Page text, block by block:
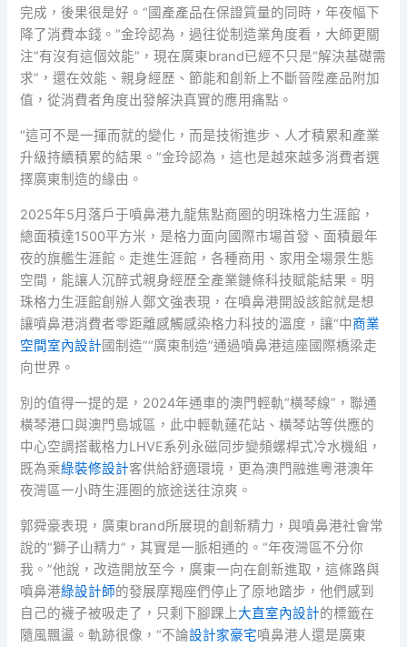
完成，後果很是好。“國產產品在保證質量的同時，年夜幅下
降了消費本錢。”金玲認為，過往從制造業角度看，大師更關
注“有沒有這個效能”，現在廣東brand已經不只是“解決基礎需
求”，還在效能、親身經歷、節能和創新上不斷晉陞產品附加
值，從消費者角度出發解決真實的應用痛點。
“這可不是一揮而就的變化，而是技術進步、人才積累和產業
升級持續積累的結果。”金玲認為，這也是越來越多消費者選
擇廣東制造的緣由。
2025年5月落戶于噴鼻港九龍焦點商圈的明珠格力生涯館，
總面積達1500平方米，是格力面向國際市場首發、面積最年
夜的旗艦生涯館。走進生涯館，各種商用、家用全場景生態
空間，能讓人沉醉式親身經歷全產業鏈條科技賦能結果。明
珠格力生涯館創辦人鄭文強表現，在噴鼻港開設該館就是想
讓噴鼻港消費者零距離感觸感染格力科技的溫度，讓“中商業
空間室內設計國制造”“廣東制造”通過噴鼻港這座國際橋梁走
向世界。
別的值得一提的是，2024年通車的澳門輕軌“橫琴線”，聯通
橫琴港口與澳門島城區，此中輕軌蓮花站、橫琴站等供應的
中心空調搭載格力LHVE系列永磁同步變頻螺桿式冷水機組，
既為乘綠裝修設計客供給舒適環境，更為澳門融進粵港澳年
夜灣區一小時生涯圈的旅途送往涼爽。
郭舜豪表現，廣東brand所展現的創新精力，與噴鼻港社會常
說的“獅子山精力”，其實是一脈相通的。“年夜灣區不分你
我。”他說，改造開放至今，廣東一向在創新進取，這條路與
噴鼻港綠設計師的發展摩羯座們停止了原地踏步，他們感到
自己的襪子被吸走了，只剩下腳踝上大直室內設計的標籤在
隨風飄盪。軌跡很像，“不論設計家豪宅噴鼻港人還是廣東